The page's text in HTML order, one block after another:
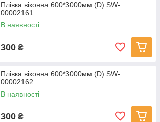
Плівка віконна 600*3000мм (D) SW-
00002161
В наявності
300 ₴
Плівка віконна 600*3000мм (D) SW-
00002162
В наявності
300 ₴